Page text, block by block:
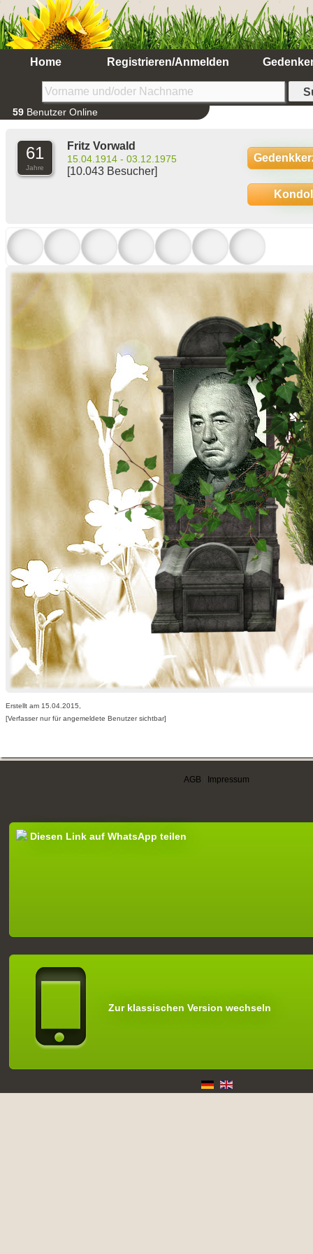
Home Registrieren/Anmelden
59 Benutzer Online
61
Jahre
Fritz Vorwald
15.04.1914 - 03.12.1975
[10.043 Besucher]
Erstellt am 15.04.2015,
[Verfasser nur für angemeldete Benutzer sichtbar]
AGB Impressum
Diesen Link auf WhatsApp teilen
Zur klassischen Version wechseln